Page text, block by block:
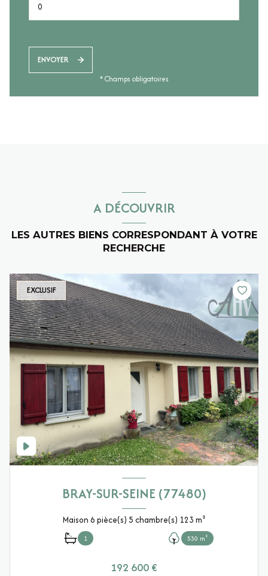
ENVOYER
* Champs obligatoires
A DÉCOUVRIR
LES AUTRES BIENS CORRESPONDANT À VOTRE
RECHERCHE
EXCLUSIF
BRAY-SUR-SEINE (77480)
Maison 6 pièce(s) 5 chambre(s) 123 m²
1 530 m²
192 600 €